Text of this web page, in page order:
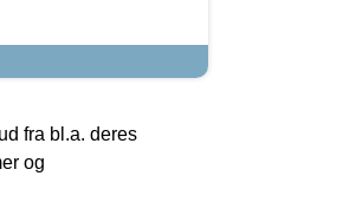
fra bl.a. deres
og